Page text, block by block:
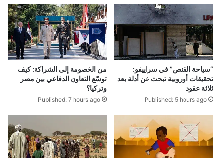
“سياحة القنص” في سراييفو:
تحقيقات أوروبية تبحث عن أدلة بعد
ثلاثة عقود
Published: 5 hours ago
من الخصومة إلى الشراكة: كيف
توسّع التعاون الدفاعي بين مصر
وتركيا؟
Published: 7 hours ago